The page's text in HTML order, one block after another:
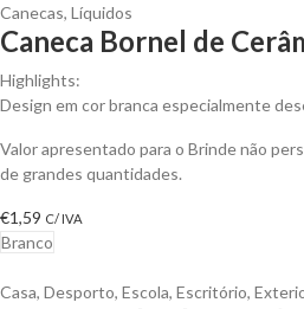
Canecas, Líquidos
Caneca Bornel de
Highlights:
Design em cor branca especialmente
Valor apresentado para o Brinde não
de grandes quantidades.
€1,59 C/ IVA
Branco
Casa, Desporto, Escola, Escritório,